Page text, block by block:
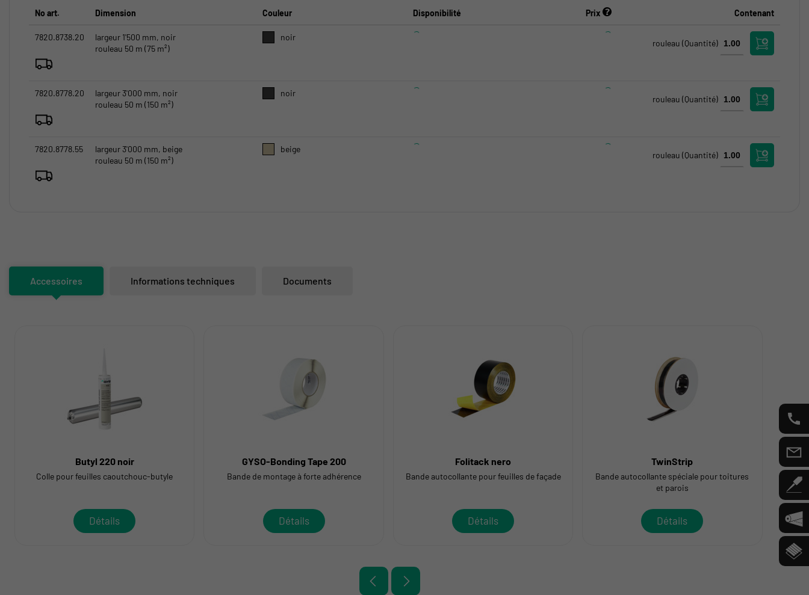
No art. Dimension Couleur Disponibilité Prix Contenant
7820.8738.20
largeur 1'500 mm, noir
rouleau 50 m (75 m²)
noir
rouleau (Quantité)
7820.8778.20
largeur 3'000 mm, noir
rouleau 50 m (150 m²)
noir
rouleau (Quantité)
7820.8778.55
largeur 3'000 mm, beige
rouleau 50 m (150 m²)
beige
rouleau (Quantité)
Accessoires Informations techniques Documents
Butyl 220 noir
Colle pour feuilles caoutchouc-butyle
Détails
GYSO-Bonding Tape 200
Bande de montage à forte adhérence
Détails
Folitack nero
Bande autocollante pour feuilles de façade
Détails
TwinStrip
Bande autocollante spéciale pour toitures
et parois
Détails